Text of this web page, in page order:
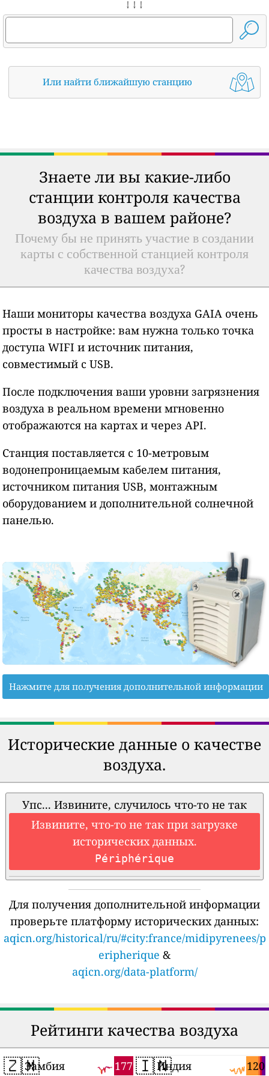
↓ ↓ ↓
Или найти ближайшую станцию
Знаете ли вы какие-либо
станции контроля качества
воздуха в вашем районе?
Почему бы не принять участие в создании
карты с собственной станцией контроля
качества воздуха?
Наши мониторы качества воздуха GAIA очень
просты в настройке: вам нужна только точка
доступа WIFI и источник питания,
совместимый с USB.
После подключения ваши уровни загрязнения
воздуха в реальном времени мгновенно
отображаются на картах и через API.
Станция поставляется с 10-метровым
водонепроницаемым кабелем питания,
источником питания USB, монтажным
оборудованием и дополнительной солнечной
панелью.
Нажмите для получения дополнительной информации
Исторические данные о качестве
воздуха.
Упс... Извините, случилось что-то не так
Извините, что-то не так при загрузке
исторических данных.
Périphérique
Для получения дополнительной информации
проверьте платформу исторических данных:
aqicn.org/historical/ru/#city:france/midipyrenees/p
eripherique &
aqicn.org/data-platform/
Рейтинги качества воздуха
🇿🇲 177
Замбия 🇮🇳 120
Индия